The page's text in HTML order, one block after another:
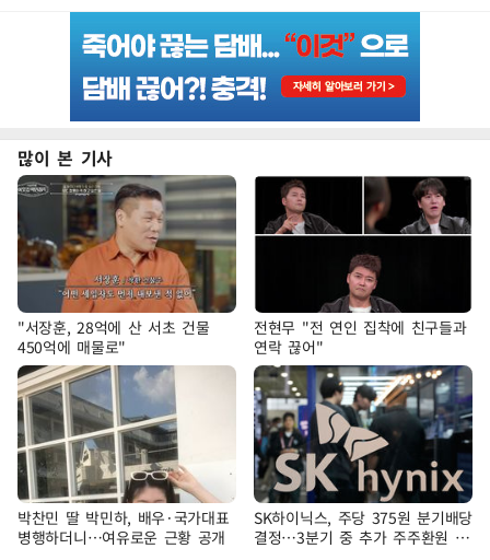
많이 본 기사
"서장훈, 28억에 산 서초 건물
450억에 매물로"
전현무 "전 연인 집착에 친구들과
연락 끊어"
박찬민 딸 박민하, 배우·국가대표
병행하더니…여유로운 근황 공개
SK하이닉스, 주당 375원 분기배당
결정…3분기 중 추가 주주환원 발